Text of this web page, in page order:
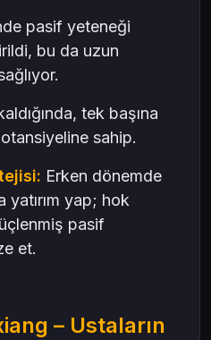
pasif yeteneği
bu da uzun
tek başına
sahip.
Erken dönemde
yatırım yap; hok
pasif
et.
– Ustaların